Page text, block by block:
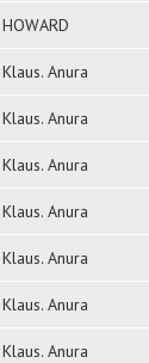
HOWARD
Klaus. Anura
Klaus. Anura
Klaus. Anura
Klaus. Anura
Klaus. Anura
Klaus. Anura
Klaus. Anura